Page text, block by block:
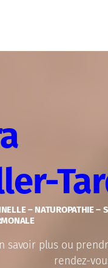
– NATUROPATHIE –
savoir plus ou
rendez-